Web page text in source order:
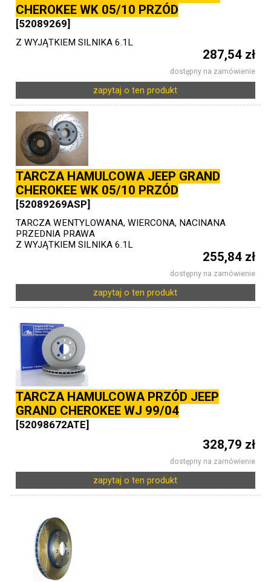
CHEROKEE WK 05/10 PRZÓD
[52089269]
Z WYJĄTKIEM SILNIKA 6.1L
287,54 zł
dostępny na zamówienie
zapytaj o ten produkt
TARCZA HAMULCOWA JEEP GRAND
CHEROKEE WK 05/10 PRZÓD
[52089269ASP]
TARCZA WENTYLOWANA, WIERCONA, NACINANA
PRZEDNIA PRAWA
Z WYJĄTKIEM SILNIKA 6.1L
255,84 zł
dostępny na zamówienie
zapytaj o ten produkt
TARCZA HAMULCOWA PRZÓD JEEP
GRAND CHEROKEE WJ 99/04
[52098672ATE]
328,79 zł
dostępny na zamówienie
zapytaj o ten produkt